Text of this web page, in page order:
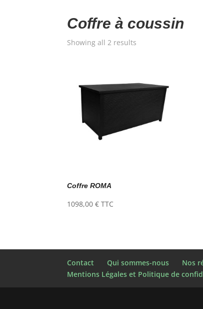
Coffre à coussin
Showing all 2 results
Coffre ROMA
1098,00€ TTC
Contact Qui sommes-nous Nos
Mentions Légales et Politique de